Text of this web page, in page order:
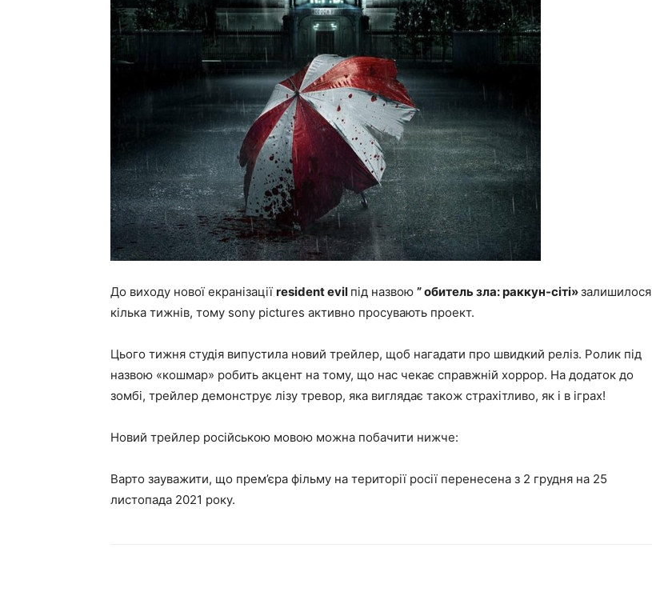
До виходу нової екранізації resident evil під назвою ” обитель зла: раккун-сіті»залишилося
кілька тижнів, тому sony pictures активно просувають проект.
Цього тижня студія випустила новий трейлер, щоб нагадати про швидкий реліз. Ролик під
назвою «кошмар» робить акцент на тому, що нас чекає справжній хоррор. На додаток до
зомбі, трейлер демонструє лізу тревор, яка виглядає також страхітливо, як і в іграх!
Новий трейлер російською мовою можна побачити нижче:
Варто зауважити, що прем’єра фільму на території росії перенесена з 2 грудня на 25
листопада 2021 року.